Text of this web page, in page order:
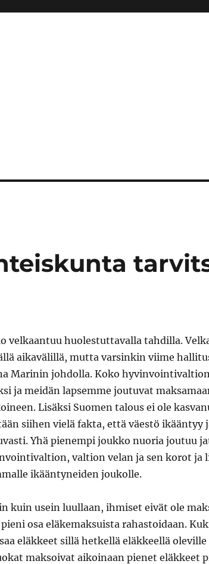
velkaantuu huolestuttavalla tahdilla.
aikavälillä, mutta varsinkin viime
Marinin johdolla. Koko
ja meidän lapsemme joutuvat
Lisäksi Suomen talous ei ole
siihen vielä fakta, että väestö ikääntyy
Yhä pienempi joukko nuoria joutuu
valtion velan ja sen korot ja
ikääntyneiden joukolle.
kuin usein luullaan, ihmiset eivät ole
osa eläkemaksuista rahastoidaan.
eläkkeet sillä hetkellä eläkkeellä
maksoivat aikoinaan pienet eläkkeet